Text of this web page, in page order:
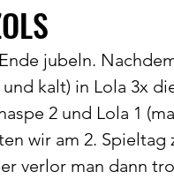
jubeln.
kalt) in Lola 3x
2 und Lola 1
wir am 2. Spieltag
verlor man dann